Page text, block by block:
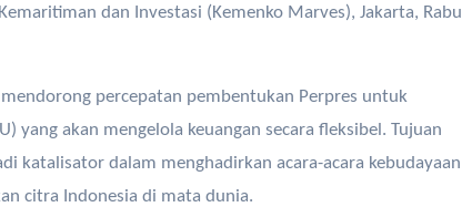
dan Investasi (Kemenko Marves), Jakarta, Rabu
percepatan pembentukan Perpres untuk
yang akan mengelola keuangan secara fleksibel. Tujuan
katalisator dalam menghadirkan acara-acara kebudayaan
citra Indonesia di mata dunia.